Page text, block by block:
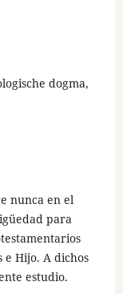
dogma,
nunca en el
para
Hijo. A dichos
estudio.